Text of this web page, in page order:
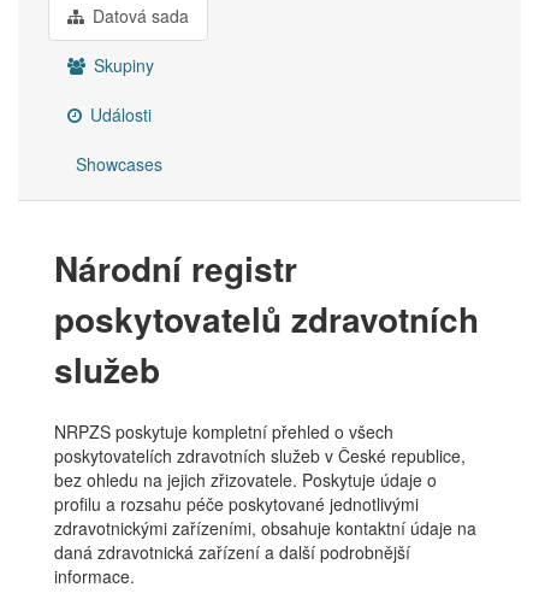
Datová sada
Skupiny
Události
Showcases
Národní registr
poskytovatelů zdravotních
služeb
NRPZS poskytuje kompletní přehled o všech
poskytovatelích zdravotních služeb v České republice,
bez ohledu na jejich zřizovatele. Poskytuje údaje o
profilu a rozsahu péče poskytované jednotlivými
zdravotnickými zařízeními, obsahuje kontaktní údaje na
daná zdravotnická zařízení a další podrobnější
informace.